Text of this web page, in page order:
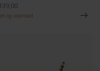
op voorraad